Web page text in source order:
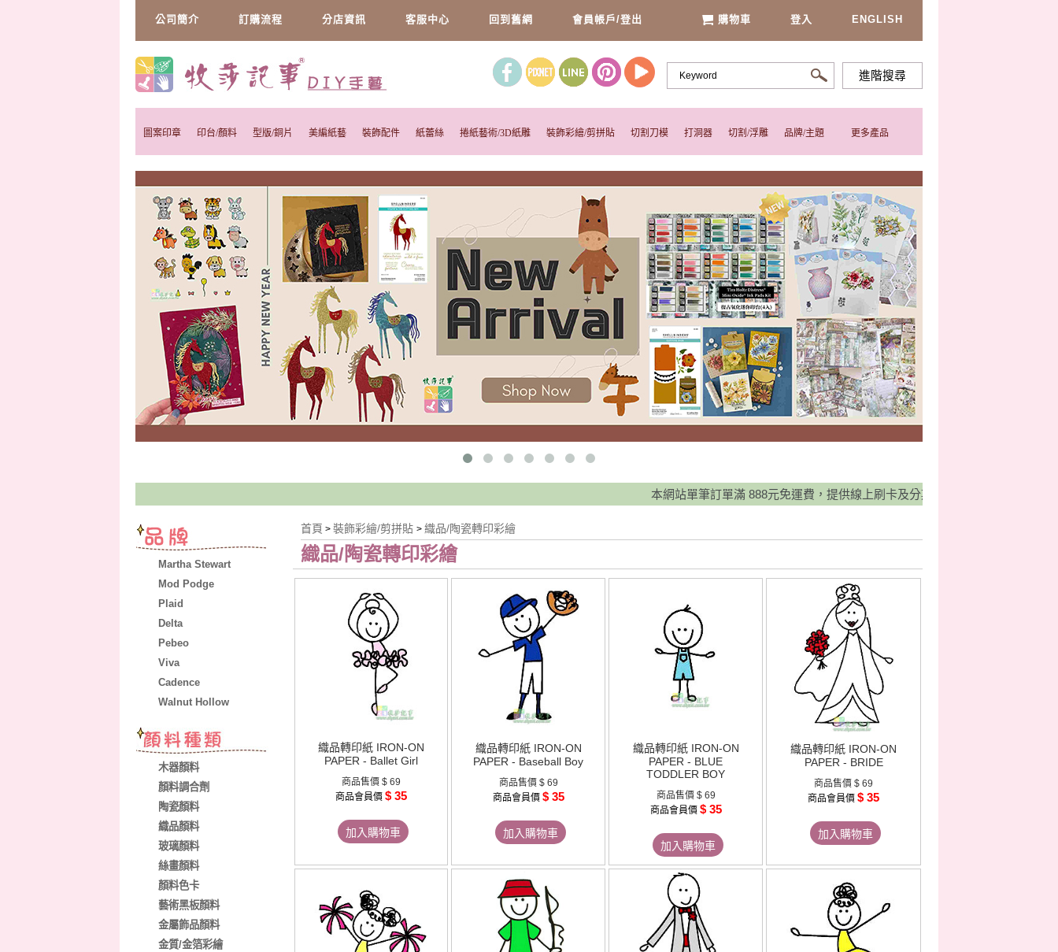
公司簡介 訂購流程 分店資訊 客服中心 回到舊網 會員帳戶/登出 購物車 登入 ENGLISH
進階搜尋
圖案印章 印台/顏料 型版/銅片 美編紙藝 裝飾配件 紙蕾絲 捲紙藝術/3D紙雕 裝飾彩繪/剪拼貼 切割刀模 打洞器 切割/浮雕 品牌/主題 更多產品
本網站單筆訂單滿 888元免運費，提供線上刷卡及分期0利率服務，並有宅配貨到付
Martha Stewart
Mod Podge
Plaid
Delta
Pebeo
Viva
Cadence
Walnut Hollow
木器顏料
顏料調合劑
陶瓷顏料
織品顏料
玻璃顏料
絲畫顏料
顏料色卡
藝術黑板顏料
金屬飾品顏料
金質/金箔彩繪
首頁 > 裝飾彩繪/剪拼貼 > 織品/陶瓷轉印彩繪
織品/陶瓷轉印彩繪
織品轉印紙 IRON-ON
PAPER - Ballet Girl
商品售價 $ 69
商品會員價 $ 35
加入購物車
織品轉印紙 IRON-ON
PAPER - Baseball Boy
商品售價 $ 69
商品會員價 $ 35
加入購物車
織品轉印紙 IRON-ON
PAPER - BLUE
TODDLER BOY
商品售價 $ 69
商品會員價 $ 35
加入購物車
織品轉印紙 IRON-ON
PAPER - BRIDE
商品售價 $ 69
商品會員價 $ 35
加入購物車